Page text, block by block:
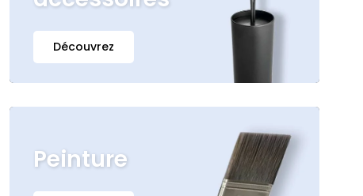
Découvrez
Peinture